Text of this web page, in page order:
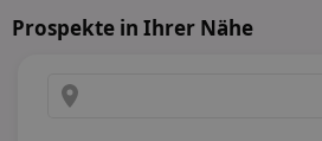
Prospekte in Ihrer Nähe